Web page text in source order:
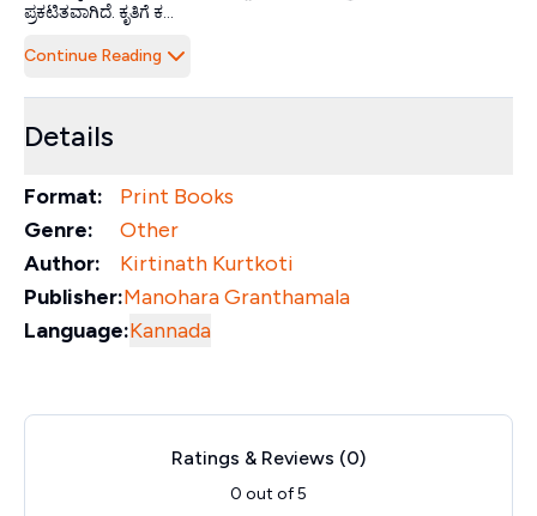
ಪ್ರಕಟಿತವಾಗಿದೆ. ಕೃತಿಗೆ ಕ...
Continue Reading
Details
Format:
Print Books
Genre:
Other
Author:
Kirtinath Kurtkoti
Publisher:Manohara Granthamala
Language:Kannada
Ratings & Reviews (0)
0 out of 5